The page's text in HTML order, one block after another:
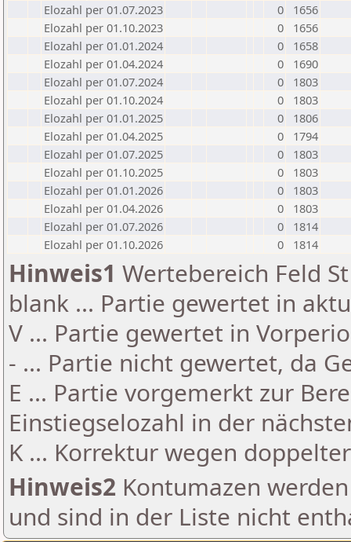
Elozahl per 01.07.2023
0
1656
Elozahl per 01.10.2023
0
1656
Elozahl per 01.01.2024
0
1658
Elozahl per 01.04.2024
0
1690
Elozahl per 01.07.2024
0
1803
Elozahl per 01.10.2024
0
1803
Elozahl per 01.01.2025
0
1806
Elozahl per 01.04.2025
0
1794
Elozahl per 01.07.2025
0
1803
Elozahl per 01.10.2025
0
1803
Elozahl per 01.01.2026
0
1803
Elozahl per 01.04.2026
0
1803
Elozahl per 01.07.2026
0
1814
Elozahl per 01.10.2026
0 1814
Hinweis1 Wertebereich Feld
blank ... Partie gewertet in
V ... Partie gewertet in
- ... Partie nicht gewertet, da
E ... Partie vorgemerkt zur
Einstiegselozahl in der
K ... Korrektur wegen
Hinweis2 Kontumazen
und sind in der Liste nicht